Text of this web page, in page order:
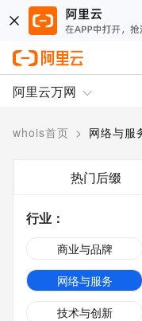
阿里云万网
whois首页 > 网络与服
热门后缀
行业 ：
商业与品牌
网络与服务
技术与创新